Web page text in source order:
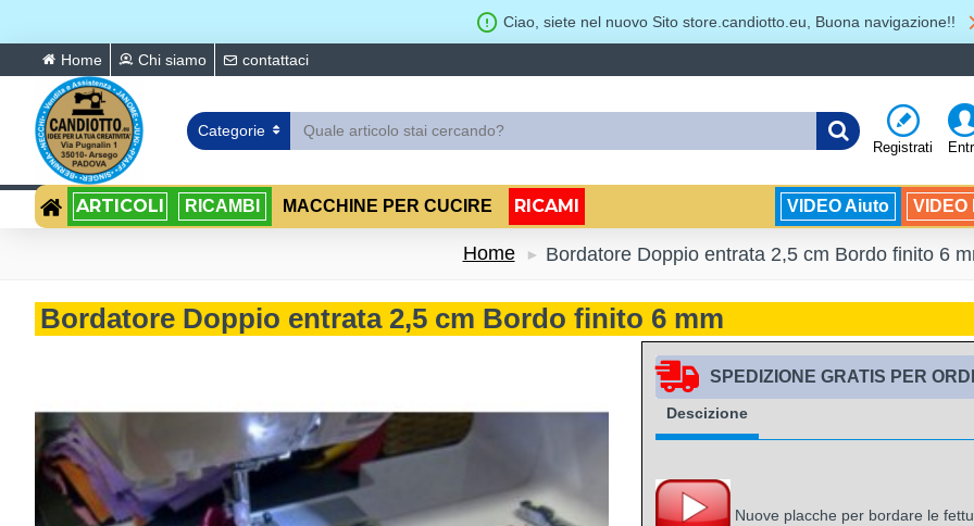
Ciao, siete nel nuovo Sito store.candiotto.eu, Buona navigazione!!
Home Chi siamo contattaci
Categorie
Registrati
ARTICOLI RICAMBI MACCHINE PER CUCIRE RICAMI VIDEO Aiuto
Home Bordatore Doppio entrata 2,5 cm Bordo finito 6
Bordatore Doppio entrata 2,5 cm Bordo finito 6 mm
Descizione
Nuove placche per bordare le
SPEDIZIONE GRATIS PER